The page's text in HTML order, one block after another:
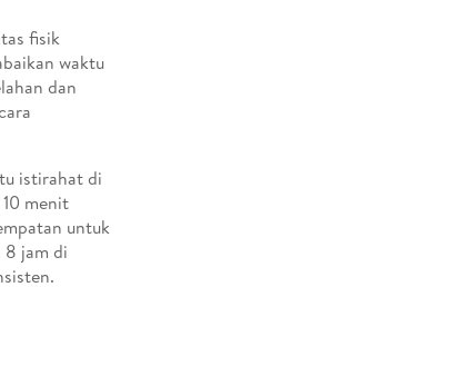
fisik
waktu
dan
istirahat di
menit
untuk
8 jam di